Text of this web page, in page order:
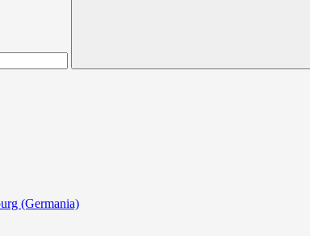
(Germania)